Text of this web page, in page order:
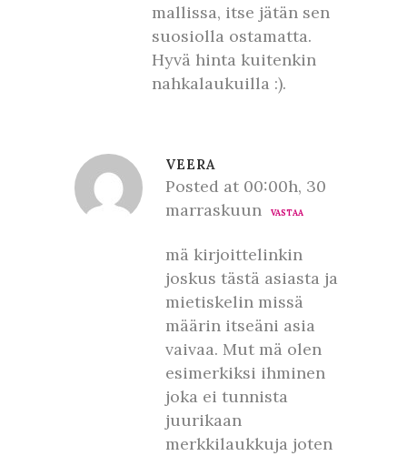
mallissa, itse jätän sen
suosiolla ostamatta.
Hyvä hinta kuitenkin
nahkalaukuilla :).
VEERA
Posted at 00:00h, 30
marraskuun
VASTAA
mä kirjoittelinkin
joskus tästä asiasta ja
mietiskelin missä
määrin itseäni asia
vaivaa. Mut mä olen
esimerkiksi ihminen
joka ei tunnista
juurikaan
merkkilaukkuja joten